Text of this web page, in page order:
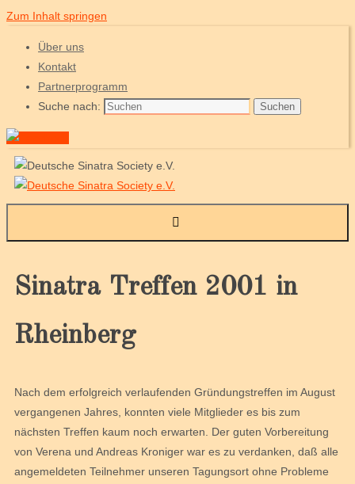
Zum Inhalt springen
Über uns
Kontakt
Partnerprogramm
Suche nach:
Suchen
Sinatra Treffen 2001 in
Rheinberg
Nach dem erfolgreich verlaufenden Gründungstreffen im August
vergangenen Jahres, konnten viele Mitglieder es bis zum
nächsten Treffen kaum noch erwarten. Der guten Vorbereitung
von Verena und Andreas Kroniger war es zu verdanken, daß alle
angemeldeten Teilnehmer unseren Tagungsort ohne Probleme